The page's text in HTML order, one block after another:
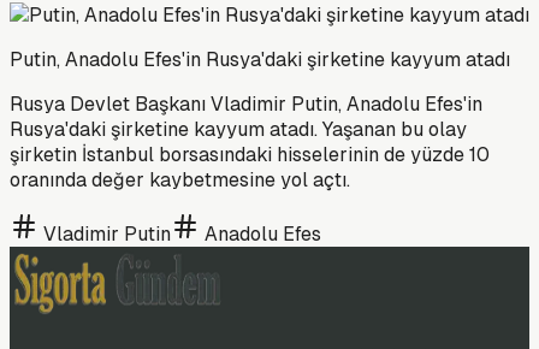
Putin, Anadolu Efes'in Rusya'daki şirketine kayyum atadı
Rusya Devlet Başkanı Vladimir Putin, Anadolu Efes'in
Rusya'daki şirketine kayyum atadı. Yaşanan bu olay
şirketin İstanbul borsasındaki hisselerinin de yüzde 10
oranında değer kaybetmesine yol açtı.
Vladimir Putin Anadolu Efes